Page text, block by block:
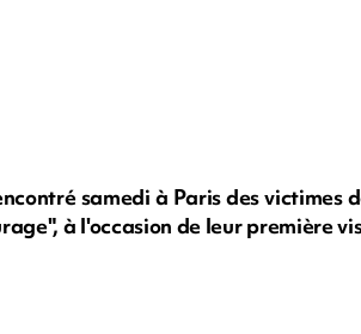
samedi à Paris des victimes
à l'occasion de leur première